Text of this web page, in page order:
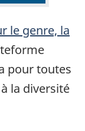
le genre, la
pour toutes
la diversité